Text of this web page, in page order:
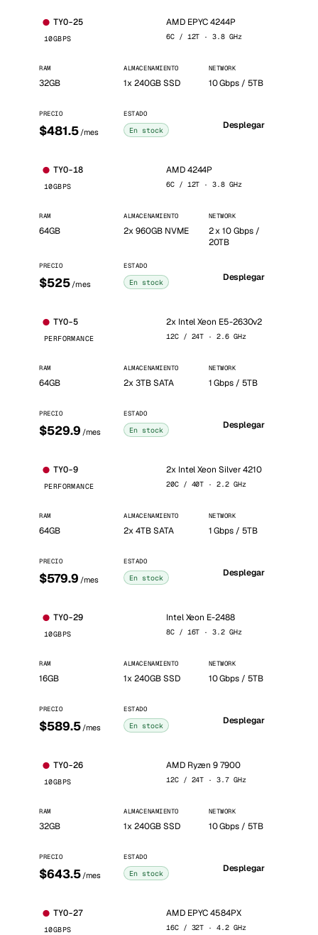
TYO-25
10GBPS
AMD EPYC 4244P
6C / 12T · 3.8 GHz
RAM
32GB
ALMACENAMIENTO
1x 240GB SSD
NETWORK
10 Gbps / 5TB
PRECIO
$481.5 /mes
ESTADO
En stock Desplegar
TYO-18
10GBPS
AMD 4244P
6C / 12T · 3.8 GHz
RAM
64GB
ALMACENAMIENTO
2x 960GB NVME
NETWORK
2 x 10 Gbps /
20TB
PRECIO
$525 /mes
ESTADO
En stock Desplegar
TYO-5
PERFORMANCE
2x Intel Xeon E5-2630v2
12C / 24T · 2.6 GHz
RAM
64GB
ALMACENAMIENTO
2x 3TB SATA
NETWORK
1 Gbps / 5TB
PRECIO
$529.9 /mes
ESTADO
En stock Desplegar
TYO-9
PERFORMANCE
2x Intel Xeon Silver 4210
20C / 40T · 2.2 GHz
RAM
64GB
ALMACENAMIENTO
2x 4TB SATA
NETWORK
1 Gbps / 5TB
PRECIO
$579.9 /mes
ESTADO
En stock Desplegar
TYO-29
10GBPS
Intel Xeon E-2488
8C / 16T · 3.2 GHz
RAM
16GB
ALMACENAMIENTO
1x 240GB SSD
NETWORK
10 Gbps / 5TB
PRECIO
$589.5 /mes
ESTADO
En stock Desplegar
TYO-26
10GBPS
AMD Ryzen 9 7900
12C / 24T · 3.7 GHz
RAM
32GB
ALMACENAMIENTO
1x 240GB SSD
NETWORK
10 Gbps / 5TB
PRECIO
$643.5 /mes
ESTADO
En stock Desplegar
TYO-27
10GBPS
AMD EPYC 4584PX
16C / 32T · 4.2 GHz